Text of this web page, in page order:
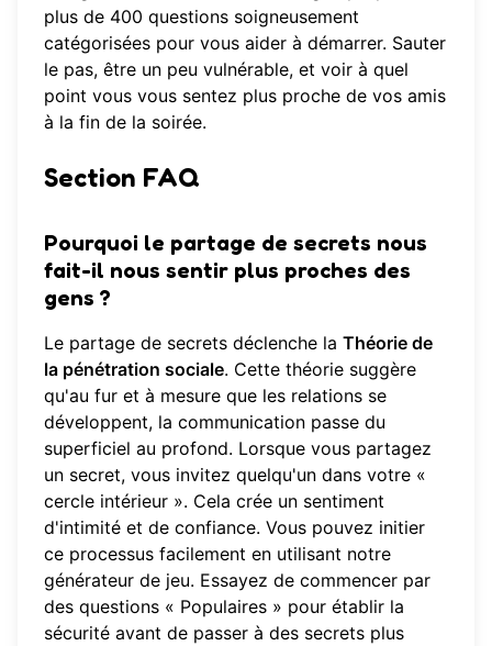
plus de 400 questions soigneusement
catégorisées pour vous aider à démarrer. Sauter
le pas, être un peu vulnérable, et voir à quel
point vous vous sentez plus proche de vos amis
à la fin de la soirée.
Section FAQ
Pourquoi le partage de secrets nous
fait-il nous sentir plus proches des
gens ?
Le partage de secrets déclenche la Théorie de
la pénétration sociale. Cette théorie suggère
qu'au fur et à mesure que les relations se
développent, la communication passe du
superficiel au profond. Lorsque vous partagez
un secret, vous invitez quelqu'un dans votre «
cercle intérieur ». Cela crée un sentiment
d'intimité et de confiance. Vous pouvez initier
ce processus facilement en utilisant notre
générateur de jeu. Essayez de commencer par
des questions « Populaires » pour établir la
sécurité avant de passer à des secrets plus